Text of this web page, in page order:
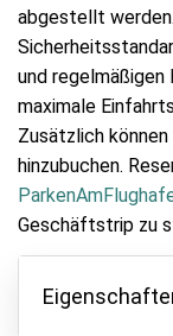
abgestellt
und
maximale
Zusätzlich
hinzubuchen.
Geschäftstrip zu